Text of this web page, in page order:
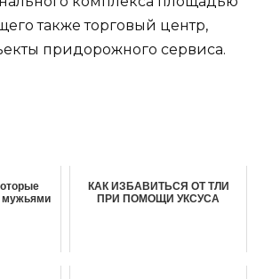
также торговый центр,
придорожного сервиса.
мужьями
КАК ИЗБАВИТЬСЯ ОТ ТЛИ
ПРИ ПОМОЩИ УКСУСА